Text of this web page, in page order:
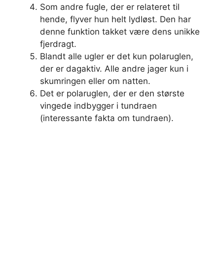
Som andre fugle, der er relateret til
hende, flyver hun helt lydløst. Den har
denne funktion takket være dens unikke
fjerdragt.
Blandt alle ugler er det kun polaruglen,
der er dagaktiv. Alle andre jager kun i
skumringen eller om natten.
Det er polaruglen, der er den største
vingede indbygger i tundraen
(interessante fakta om tundraen).